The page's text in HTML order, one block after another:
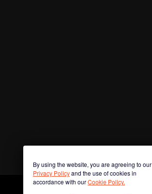
By using the website, you are agreeing to our
Privacy Policyand the use of cookies in
accordance with ourCookie Policy.